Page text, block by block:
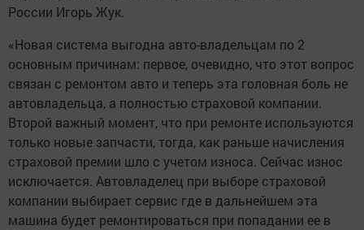
России Игорь Жук.
«Новая система выгодна авто-владельцам по 2
основным причинам: первое, очевидно, что этот вопрос
связан с ремонтом авто и теперь эта головная боль не
автовладельца, а полностью страховой компании.
Второй важный момент, что при ремонте используются
только новые запчасти, тогда, как раньше начисления
страховой премии шло с учетом износа. Сейчас износ
исключается. Автовладелец при выборе страховой
компании выбирает сервис где в дальнейшем эта
машина будет ремонтироваться при попадании ее в